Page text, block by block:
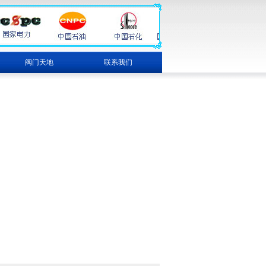
阀门天地 联系我们